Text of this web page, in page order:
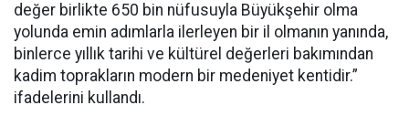
değer birlikte 650 bin nüfusuyla Büyükşehir olma
yolunda emin adımlarla ilerleyen bir il olmanın yanında,
binlerce yıllık tarihi ve kültürel değerleri bakımından
kadim toprakların modern bir medeniyet kentidir.”
ifadelerini kullandı.